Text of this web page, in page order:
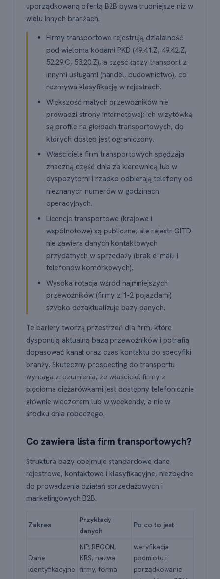
uporządkowaną ofertą B2B bywa trudniejsze niż w
wielu innych branżach.
Firmy transportowe rejestrują działalność
pod wieloma kodami PKD (49.41.Z, 49.42.Z,
52.29.C, 53.20.Z), a część łączy transport z
innymi usługami (handel, budownictwo), co
rozmywa klasyfikację w rejestrach.
Większość małych przewoźników nie
prowadzi strony internetowej; ich wizytówką
są profile na giełdach transportowych, do
których dostęp jest ograniczony.
Właściciele firm transportowych spędzają
znaczną część dnia za kierownicą lub w
dyspozytorni i rzadko odbierają telefony od
nieznanych numerów w godzinach
operacyjnych.
Licencje transportowe (krajowe i
wspólnotowe) są publiczne, ale rejestr GITD
nie zawiera danych kontaktowych
przydatnych w sprzedaży (brak e-maili i
telefonów komórkowych).
Wysoka rotacja wśród najmniejszych
przewoźników (firmy z 1-2 pojazdami)
szybko dezaktualizuje bazy danych.
Te bariery tworzą przestrzeń dla firm, które
dysponują aktualną bazą przewoźników i potrafią
dopasować kanał oraz czas kontaktu do specyfiki
branży. Skuteczny prospecting do transportu
wymaga zrozumienia, że właściciel firmy z
pięcioma ciężarówkami jest dostępny telefonicznie
głównie wieczorem lub w weekendy, a nie w
środku dnia roboczego.
Co zawiera lista firm transportowych?
Struktura bazy obejmuje standardowe dane
rejestrowe, kontaktowe i klasyfikacyjne, niezbędne
do prowadzenia działań sprzedażowych i
marketingowych B2B.
Zakres
Przykłady
danych
Po co to jest
Dane
identyfikacyjne
NIP, REGON,
KRS, nazwa
firmy, forma
weryfikacja
podmiotu i
porządkowanie